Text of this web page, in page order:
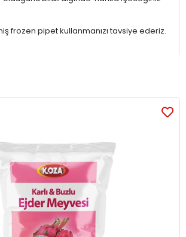
frozen pipet kullanmanızı tavsiye ederiz.